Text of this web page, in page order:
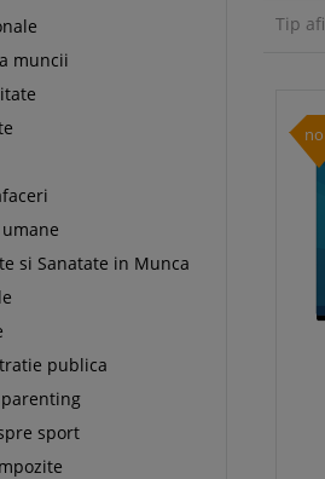
muncii
si Sanatate in Munca
publica
sport
Tip